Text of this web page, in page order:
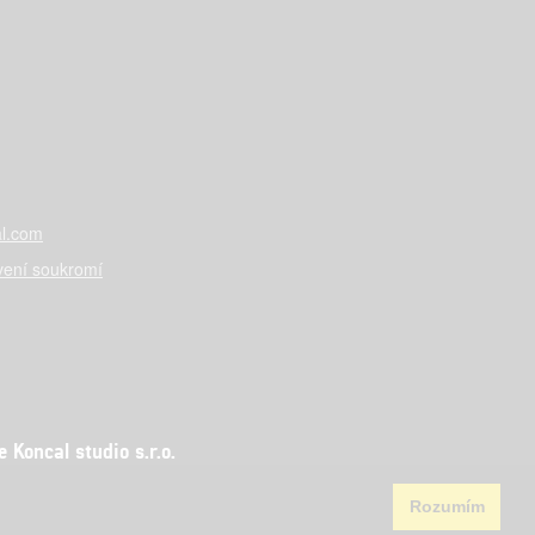
Rozumím
soukromí
studio s.r.o.